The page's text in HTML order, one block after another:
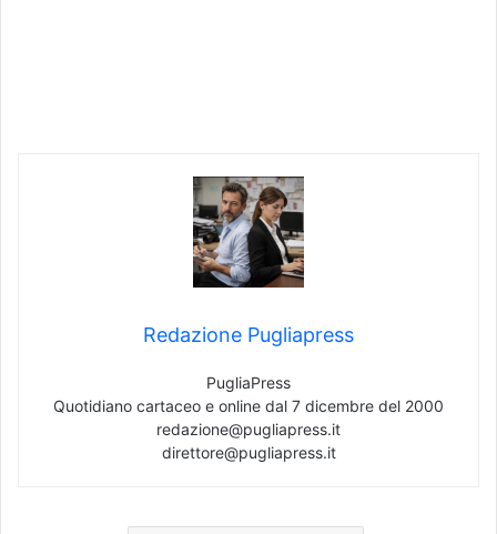
Redazione Pugliapress
PugliaPress
Quotidiano cartaceo e online dal 7 dicembre del 2000
redazione@pugliapress.it
direttore@pugliapress.it